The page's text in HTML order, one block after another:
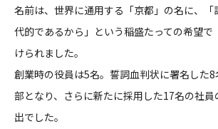
名前は、世界に通用する「京都」の名に、
代的であるから」という稲盛たっての希望で
けられました。
創業時の役員は5名。誓詞血判状に署名した
部となり、さらに新たに採用した17名の社
出でした。